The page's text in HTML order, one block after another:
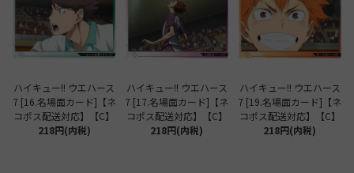
ハイキュー!! ウエハース
7 [16.名場面カード]【ネ
コポス配送対応】【C】
218円(内税)
ハイキュー!! ウエハース
7 [17.名場面カード]【ネ
コポス配送対応】【C】
218円(内税)
ハイキュー!! ウエハース
7 [19.名場面カード]【ネ
コポス配送対応】【C】
218円(内税)